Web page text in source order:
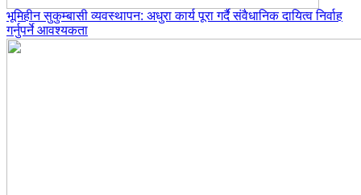
भूमिहीन सुकुम्बासी व्यवस्थापन: अधुरा कार्य पूरा गर्दै संवैधानिक दायित्व निर्वाह
गर्नुपर्ने आवश्यकता